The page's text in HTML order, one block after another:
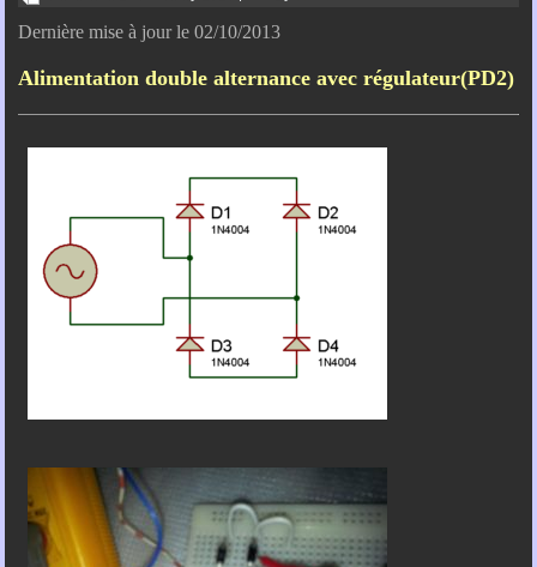
Dernière mise à jour le 02/10/2013
Alimentation double alternance avec régulateur(PD2)